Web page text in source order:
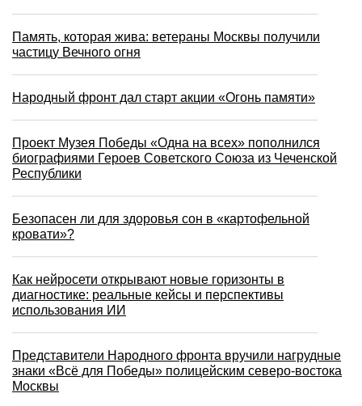
Память, которая жива: ветераны Москвы получили
частицу Вечного огня
Народный фронт дал старт акции «Огонь памяти»
Проект Музея Победы «Одна на всех» пополнился
биографиями Героев Советского Союза из Чеченской
Республики
Безопасен ли для здоровья сон в «картофельной
кровати»?
Как нейросети открывают новые горизонты в
диагностике: реальные кейсы и перспективы
использования ИИ
Представители Народного фронта вручили нагрудные
знаки «Всё для Победы» полицейским северо-востока
Москвы